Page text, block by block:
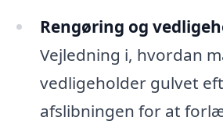
Rengøring og
Vejledning i, hvordan
vedligeholder gulvet
afslibningen for at